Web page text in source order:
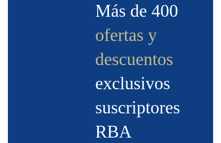
Más de 400
ofertas y
descuentos
exclusivos
suscriptores
RBA